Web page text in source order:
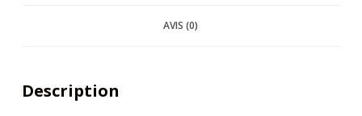
AVIS (0)
Description